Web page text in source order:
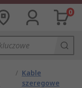
0
/ Kable
szeregowe